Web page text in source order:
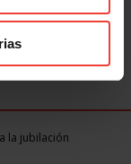
la jubilación